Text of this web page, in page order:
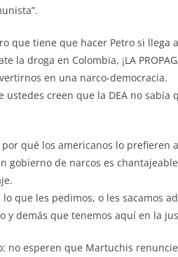
que tiene que hacer Petro si llega
la droga en Colombia, ¡LA
en una narco-democracia.
ustedes creen que la DEA no
por qué los americanos lo prefieren
gobierno de narcos es
lo que les pedimos, o les sacamos
y demás que tenemos aquí en la
no esperen que Martuchis